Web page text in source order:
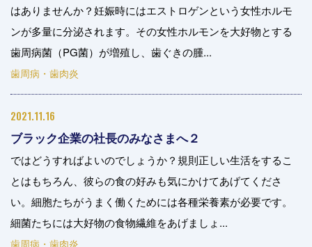
はありませんか？妊娠時にはエストロゲンという女性ホルモ
ンが多量に分泌されます。その女性ホルモンを大好物とする
歯周病菌（PG菌）が増殖し、歯ぐきの腫...
歯周病・歯肉炎
2021.11.16
ブラック企業の社長のみなさまへ２
ではどうすればよいのでしょうか？規則正しい生活をするこ
とはもちろん、彼らの食の好みも気にかけてあげてくださ
い。細胞たちがうまく働くためには各種栄養素が必要です。
細菌たちには大好物の食物繊維をあげましょ...
歯周病・歯肉炎